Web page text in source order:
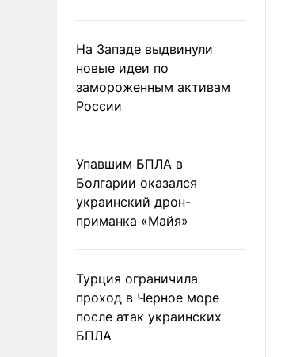
На Западе выдвинули
новые идеи по
замороженным активам
России
Упавшим БПЛА в
Болгарии оказался
украинский дрон-
приманка «Майя»
Турция ограничила
проход в Черное море
после атак украинских
БПЛА